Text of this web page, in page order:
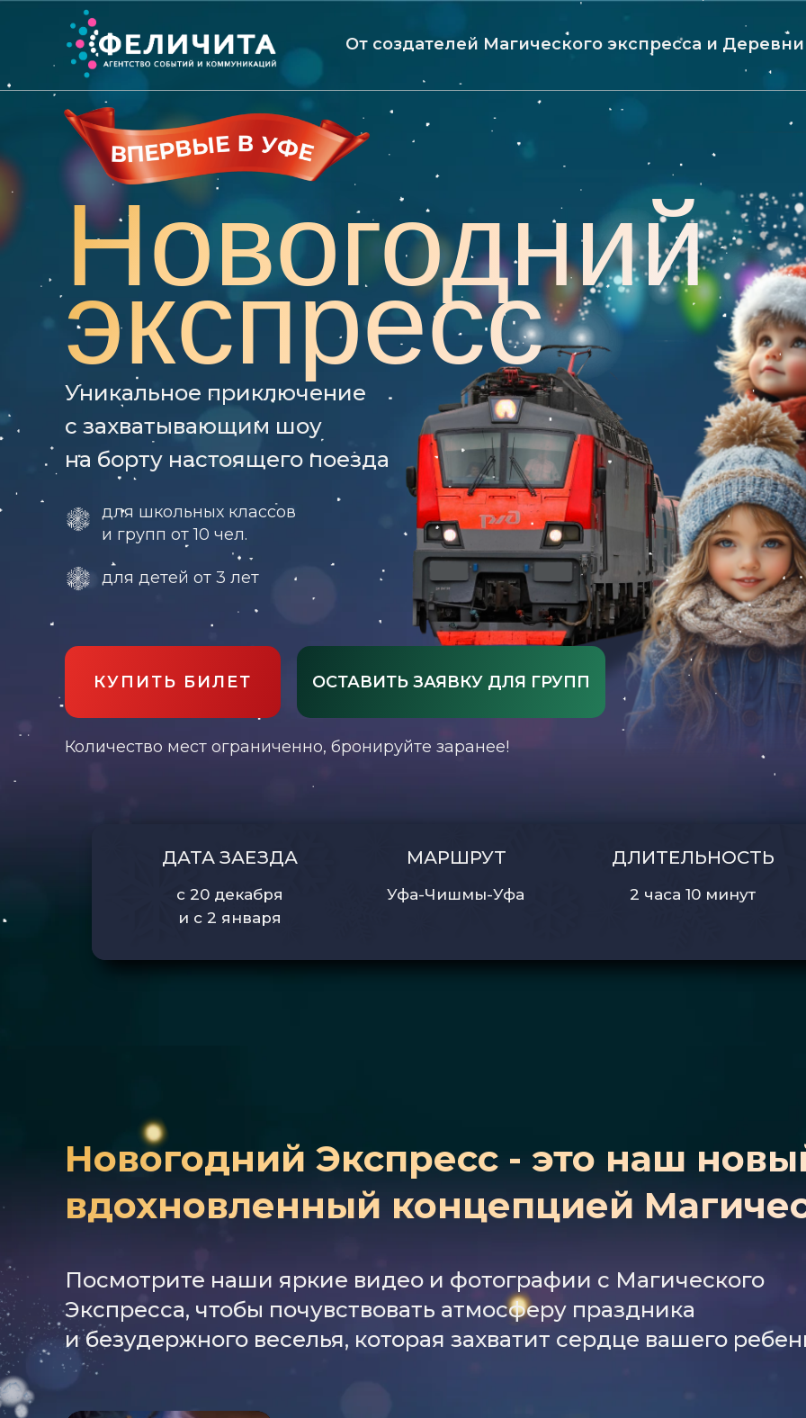
КУПИТЬ БИЛЕТ ОСТАВИТЬ ЗАЯВКУ ДЛЯ ГРУПП
От создателей Магического экспресса и
Уникальное приключение
с захватывающим шоу
на борту настоящего поезда
для школьных классов
и групп от 10 чел.
для детей от 3 лет
Количество мест ограниченно, бронируйте заранее!
ДАТА ЗАЕЗДА
с 20 декабря
и с 2 января
ДЛИТЕЛЬНОСТЬ
2 часа 10 минут
МАРШРУТ
Уфа-Чишмы-Уфа
экспресс
Новогодний
Новогодний Экспресс - это наш
вдохновленный концепцией
Посмотрите наши яркие видео и фотографии с Магического
Экспресса, чтобы почувствовать атмосферу праздника
и безудержного веселья, которая захватит сердце вашего